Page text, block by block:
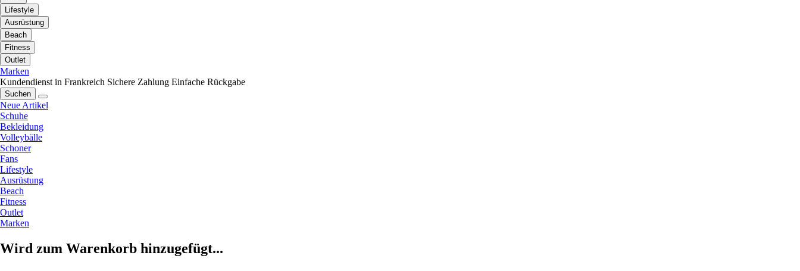
Lifestyle
Ausrüstung
Beach
Fitness
Outlet
Marken
Kundendienst in Frankreich Sichere Zahlung Einfache Rückgabe
Suchen
Neue Artikel
Schuhe
Bekleidung
Volleybälle
Schoner
Fans
Lifestyle
Ausrüstung
Beach
Fitness
Outlet
Marken
Wird zum Warenkorb hinzugefügt...